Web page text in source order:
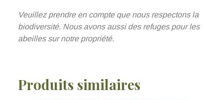
Veuillez prendre en compte que nous respectons la
biodiversité. Nous avons aussi des refuges pour les
abeilles sur notre propriété.
Produits similaires